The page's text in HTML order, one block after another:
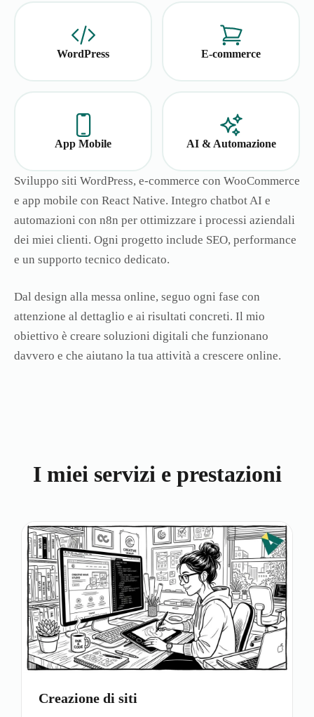
WordPress E-commerce
App Mobile AI & Automazione
Sviluppo siti WordPress, e-commerce con WooCommerce
e app mobile con React Native. Integro chatbot AI e
automazioni con n8n per ottimizzare i processi aziendali
dei miei clienti. Ogni progetto include SEO, performance
e un supporto tecnico dedicato.
Dal design alla messa online, seguo ogni fase con
attenzione al dettaglio e ai risultati concreti. Il mio
obiettivo è creare soluzioni digitali che funzionano
davvero e che aiutano la tua attività a crescere online.
I miei servizi e prestazioni
Creazione di siti